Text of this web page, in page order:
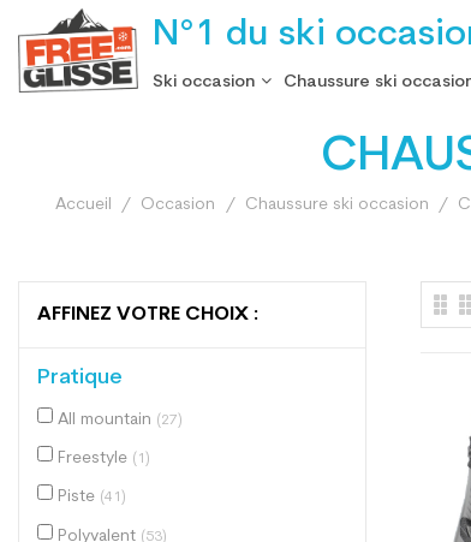
N°1 du ski
Ski occasion Chaussure ski
Accueil Occasion Chaussure ski occasion
AFFINEZ VOTRE CHOIX :
Pratique
All mountain (27)
Freestyle (1)
Piste (41)
Polyvalent (53)